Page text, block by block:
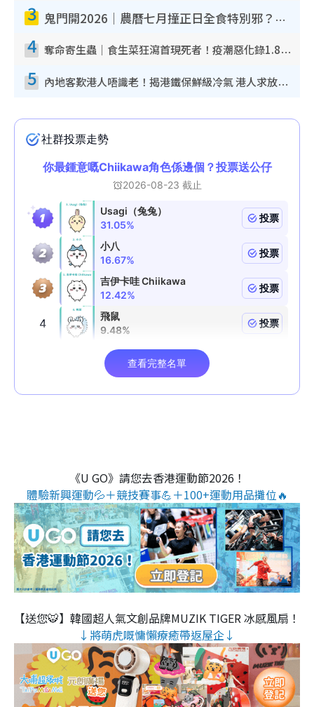
3 鬼門開2026｜農曆七月撞正日全食特別邪？專家警告切忌做一事！揭4大禁忌+2招保平安
4 奪命寄生蟲｜食生菜狂瀉首現死者！疫潮惡化錄1.8萬宗病例 揭洗菜3大謬誤
5 內地客歎港人唔識老！揭港鐵保鮮級冷氣 港人求放過：咪投訴
《U GO》請您去香港運動節2026！
體驗新興運動💦＋競技賽事💪＋100+運動用品攤位🔥
【送您🐯】韓國超人氣文創品牌MUZIK TIGER 冰感風扇！
↓將萌虎嘅慵懶療癒帶返屋企↓